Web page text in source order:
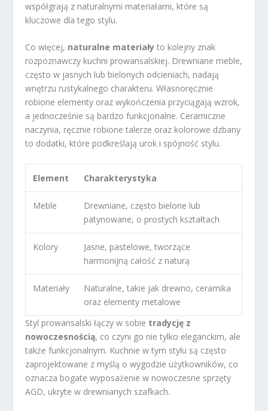
współgrają z naturalnymi materiałami, które są
kluczowe dla tego stylu.
Co więcej, naturalne materiały to kolejny znak
rozpoznawczy kuchni prowansalskiej. Drewniane meble,
często w jasnych lub bielonych odcieniach, nadają
wnętrzu rustykalnego charakteru. Własnoręcznie
robione elementy oraz wykończenia przyciągają wzrok,
a jednocześnie są bardzo funkcjonalne. Ceramiczne
naczynia, ręcznie robione talerze oraz kolorowe dzbany
to dodatki, które podkreślają urok i spójność stylu.
Element Charakterystyka
Meble
Drewniane, często bielone lub
patynowane, o prostych kształtach
Kolory
Jasne, pastelowe, tworzące
harmonijną całość z naturą
Materiały
Naturalne, takie jak drewno, ceramika
oraz elementy metalowe
Styl prowansalski łączy w sobie tradycję z
nowoczesnością, co czyni go nie tylko eleganckim, ale
także funkcjonalnym. Kuchnie w tym stylu są często
zaprojektowane z myślą o wygodzie użytkowników, co
oznacza bogate wyposażenie w nowoczesne sprzęty
AGD, ukryte w drewnianych szafkach.